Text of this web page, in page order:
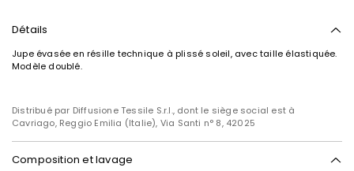
Détails
Jupe évasée en résille technique à plissé soleil, avec taille élastiquée.
Modèle doublé.
Distribué par Diffusione Tessile S.r.l., dont le siège social est à
Cavriago, Reggio Emilia (Italie), Via Santi n° 8, 42025
Composition et lavage